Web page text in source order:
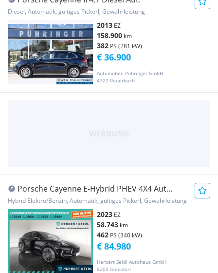
Diesel, Automatik, gültiges Pickerl, Gewährleistung
2013 EZ
158.900 km
382 PS (281 kW)
Automobile Pühringer GmbH
4722 Peuerbach
€ 36.900
Porsche Cayenne E-Hybrid PHEV 4X4 Aut
*LUFTFAHRWERK / M...
Hybrid Elektro/Benzin, Automatik, gültiges Pickerl, Gewährleistung
2023 EZ
58.743 km
462 PS (340 kW)
Herbert Seidl Autohaus GmbH
8200 Gleisdorf
€ 84.980